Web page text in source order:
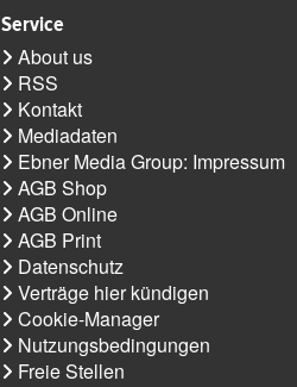
Service
About us
RSS
Kontakt
Mediadaten
Ebner Media Group: Impressum
AGB Shop
AGB Online
AGB Print
Datenschutz
Verträge hier kündigen
Cookie-Manager
Nutzungsbedingungen
Freie Stellen